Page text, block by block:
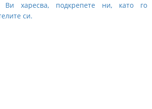
Ви харесва, подкрепете ни, като го
си.